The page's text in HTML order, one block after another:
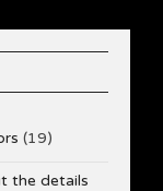
(19)
the details